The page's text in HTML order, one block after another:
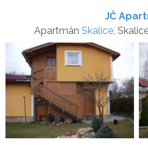
JČ
Apartmán Skalice,